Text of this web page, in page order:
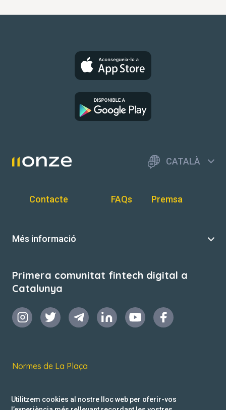
CATALÀ
Contacte FAQs Premsa
Més informació
Primera comunitat fintech digital a
Catalunya
Normes de La Plaça
Política de privacitat
Utilitzem cookies al nostre lloc web per oferir-vos